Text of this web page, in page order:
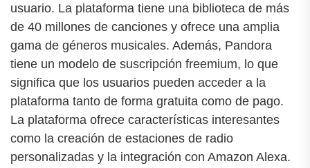
usuario. La plataforma tiene una biblioteca de más
de 40 millones de canciones y ofrece una amplia
gama de géneros musicales. Además, Pandora
tiene un modelo de suscripción freemium, lo que
significa que los usuarios pueden acceder a la
plataforma tanto de forma gratuita como de pago.
La plataforma ofrece características interesantes
como la creación de estaciones de radio
personalizadas y la integración con Amazon Alexa.